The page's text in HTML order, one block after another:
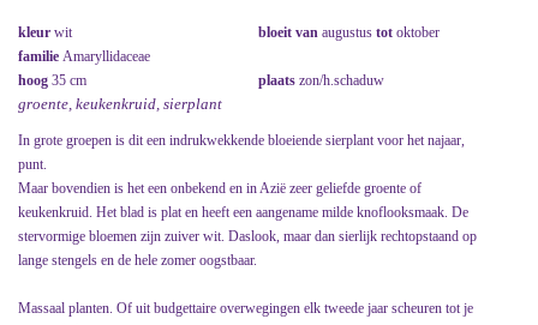
kleur wit bloeit van augustus tot oktober
familie Amaryllidaceae
hoog 35 cm plaats zon/h.schaduw
groente, keukenkruid, sierplant
In grote groepen is dit een indrukwekkende bloeiende sierplant voor het najaar,
punt.
Maar bovendien is het een onbekend en in Azië zeer geliefde groente of
keukenkruid. Het blad is plat en heeft een aangename milde knoflooksmaak. De
stervormige bloemen zijn zuiver wit. Daslook, maar dan sierlijk rechtopstaand op
lange stengels en de hele zomer oogstbaar.
Massaal planten. Of uit budgettaire overwegingen elk tweede jaar scheuren tot je